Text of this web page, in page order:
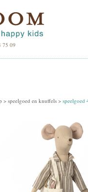
75 09
>speelgoed en knuffels > speelgoed